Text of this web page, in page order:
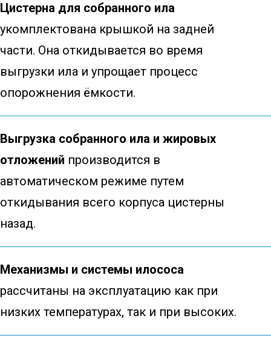
Цистерна для собранного ила
укомплектована крышкой на задней
части. Она откидывается во время
выгрузки ила и упрощает процесс
опорожнения ёмкости.
Выгрузка собранного ила и жировых
отложений производится в
автоматическом режиме путем
откидывания всего корпуса цистерны
назад.
Механизмы и системы илососа
рассчитаны на эксплуатацию как при
низких температурах, так и при высоких.